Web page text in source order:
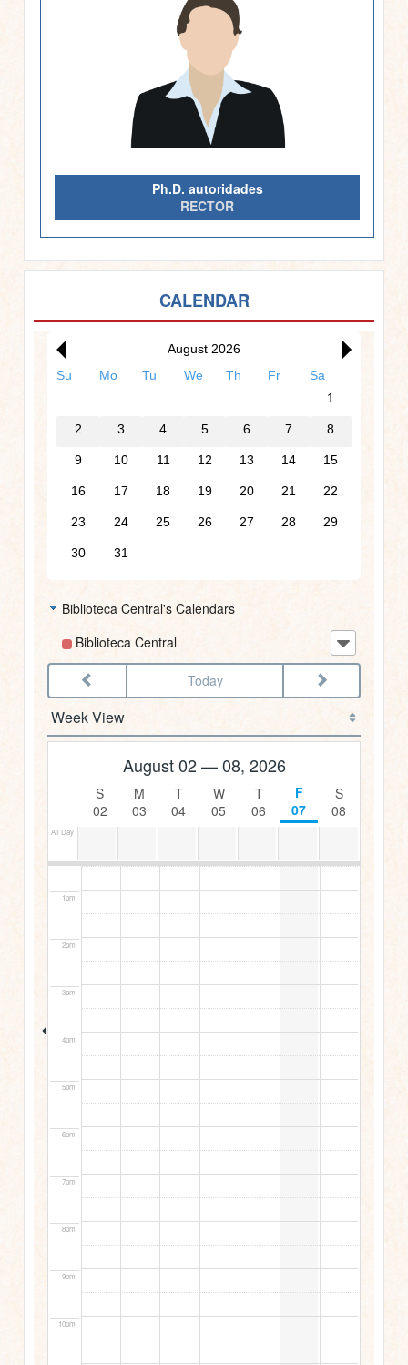
Ph.D. autoridades
RECTOR
CALENDAR
August 2026
Su
Mo Tu We Th Fr
Sa
1
2 3 4 5 6 7 8
9 10 11 12 13 14 15
16 17 18 19 20 21 22
23 24 25 26 27 28 29
30 31
Biblioteca Central's Calendars
Biblioteca Central
Today
August 02 — 08, 2026
02 03 04 05 06 07 08
All Day
2am
5am
7am
8am
1pm
2pm
3pm
4pm
5pm
6pm
7pm
8pm
9pm
10pm